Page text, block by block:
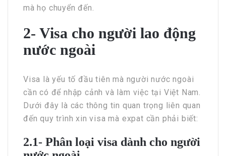
mà họ chuyển đến.
2- Visa cho người lao động
nước ngoài
Visa là yếu tố đầu tiên mà người nước ngoài
cần có để nhập cảnh và làm việc tại Việt Nam.
Dưới đây là các thông tin quan trọng liên quan
đến quy trình xin visa mà expat cần phải biết:
2.1- Phân loại visa dành cho người